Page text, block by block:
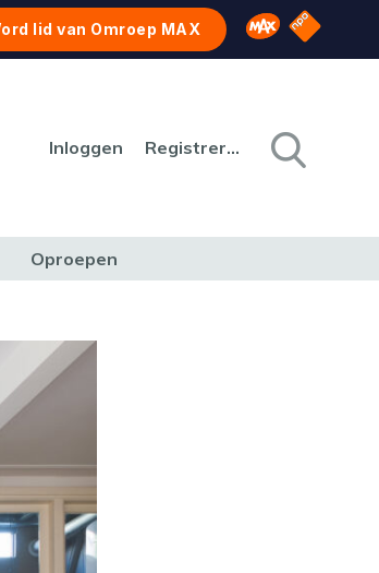
lid van Omroep MAX Omroep MAX
NPO
Inloggen Registreren
Oproepen